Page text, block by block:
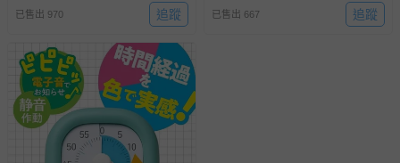
已售出 970 追蹤 已售出 667 追蹤